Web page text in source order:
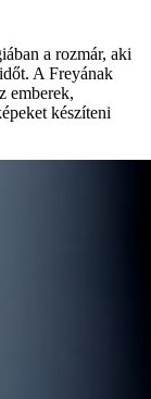
a rozmár, aki
A Freyának
emberek,
készíteni